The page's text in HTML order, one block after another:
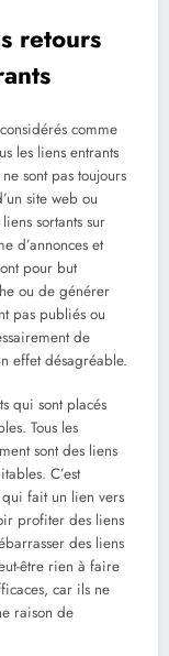
retours
comme
les liens entrants
sont pas toujours
site web ou
sortants sur
d’annonces et
pour but
ou de générer
pas publiés ou
de
effet désagréable.
qui sont placés
Tous les
sont des liens
C’est
fait un lien vers
profiter des liens
des liens
être rien à faire
car ils ne
raison de